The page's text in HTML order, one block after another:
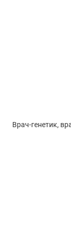
Врач-генетик,